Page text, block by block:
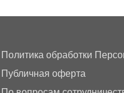
Политика обработки
Публичная оферта